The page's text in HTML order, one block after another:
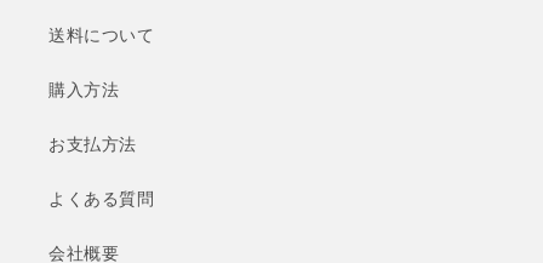
送料について
購入方法
お支払方法
よくある質問
会社概要